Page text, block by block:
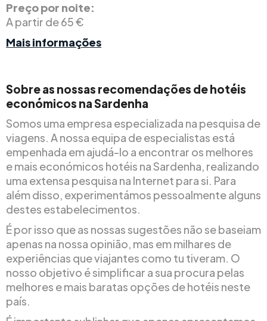
Preço por noite:
A partir de 65 €
Mais informações
Sobre as nossas recomendações de hotéis
económicos na Sardenha
Somos uma empresa especializada na pesquisa de
viagens. A nossa equipa de especialistas está
empenhada em ajudá-lo a encontrar os melhores
e mais económicos hotéis na Sardenha, realizando
uma extensa pesquisa na Internet para si. Para
além disso, experimentámos pessoalmente alguns
destes estabelecimentos.
É por isso que as nossas sugestões não se baseiam
apenas na nossa opinião, mas em milhares de
experiências que viajantes como tu tiveram. O
nosso objetivo é simplificar a sua procura pelas
melhores e mais baratas opções de hotéis neste
país.